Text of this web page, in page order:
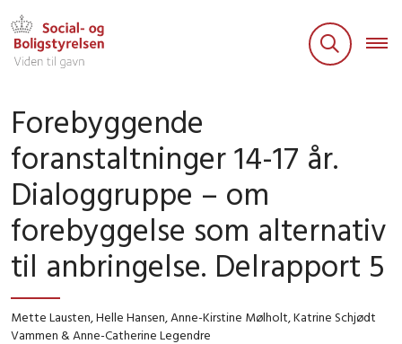
Forebyggende
foranstaltninger 14-17 år.
Dialoggruppe – om
forebyggelse som alternativ
til anbringelse. Delrapport 5
Mette Lausten, Helle Hansen, Anne-Kirstine Mølholt, Katrine Schjødt
Vammen & Anne-Catherine Legendre